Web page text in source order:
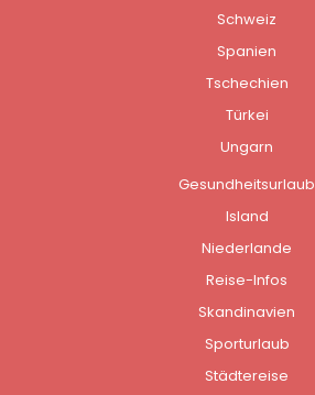
Schweiz
Spanien
Tschechien
Türkei
Ungarn
Gesundheitsurlaub
Island
Niederlande
Reise-Infos
Skandinavien
Sporturlaub
Städtereise